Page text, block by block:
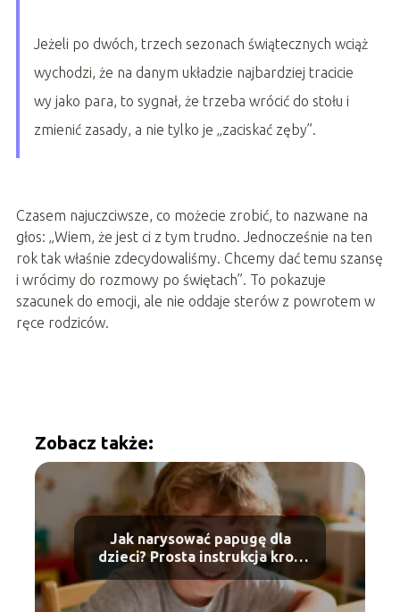
Jeżeli po dwóch, trzech sezonach świątecznych wciąż
wychodzi, że na danym układzie najbardziej tracicie
wy jako para, to sygnał, że trzeba wrócić do stołu i
zmienić zasady, a nie tylko je „zaciskać zęby”.
Czasem najuczciwsze, co możecie zrobić, to nazwane na
głos: „Wiem, że jest ci z tym trudno. Jednocześnie na ten
rok tak właśnie zdecydowaliśmy. Chcemy dać temu szansę
i wrócimy do rozmowy po świętach”. To pokazuje
szacunek do emocji, ale nie oddaje sterów z powrotem w
ręce rodziców.
Zobacz także:
Jak narysować papugę dla
dzieci? Prosta instrukcja krok
po kroku